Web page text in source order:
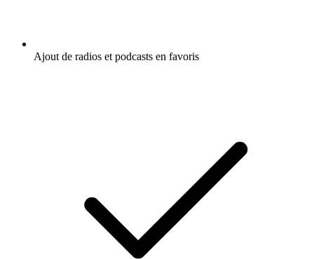
Ajout de radios et podcasts en favoris